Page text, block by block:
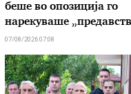
беше во опозиција го
нарекуваше
07/08/2026 07:08